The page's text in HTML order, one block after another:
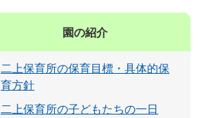
園の紹介
二上保育所の保育目標・具体的保
育方針
二上保育所の子どもたちの一日